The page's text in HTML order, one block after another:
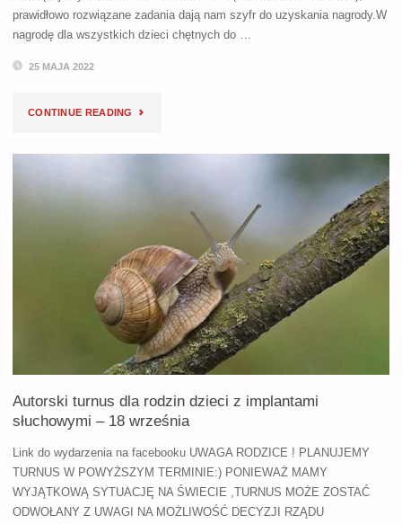
prawidłowo rozwiązane zadania dają nam szyfr do uzyskania nagrody.W
nagrodę dla wszystkich dzieci chętnych do …
25 MAJA 2022
CONTINUE READING "TYDZIEŃ
Autorski turnus dla rodzin dzieci z implantami
słuchowymi – 18 września
Link do wydarzenia na facebooku UWAGA RODZICE ! PLANUJEMY
TURNUS W POWYŻSZYM TERMINIE:) PONIEWAŻ MAMY
WYJĄTKOWĄ SYTUACJĘ NA ŚWIECIE ,TURNUS MOŻE ZOSTAĆ
ODWOŁANY Z UWAGI NA MOŻLIWOŚĆ DECYZJI RZĄDU